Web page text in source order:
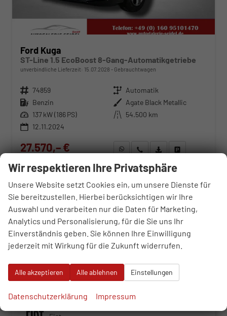
Ford Kuga
ST-Line 1.5 EcoBoost 8-Gang-Automatikgetriebe
unverbindliche Lieferzeit: 15.07.2028 Gebrauchtwagen
Fahrzeugnr. 74859 Getriebe Automatik
Kraftstoff Benzin Außenfarbe Agate Black Metallic
Leistung 137 kW (186 PS) Kilometerstand 54.500 km
12.11.2024
27.570,– € WhatsApp anfragen
Wir rufen Sie anFahrzeugexposé (PDF)
Verbrauch kombiniert: 6,80 l/100km
Fahrzeugnr.
Alfa Romeo
BMW
Dacia
Wir respektieren Ihre Privatsphäre
Unsere Website setzt Cookies ein, um unsere Dienste für
Sie bereitzustellen. Hierbei berücksichtigen wir Ihre
Auswahl und verarbeiten nur die Daten für Marketing,
Analytics und Personalisierung, für die Sie uns Ihr
Einverständnis geben. Sie können Ihre Einwilligung
jederzeit mit Wirkung für die Zukunft widerrufen.
Alle akzeptieren Alle ablehnen Einstellungen
Datenschutzerklärung Impressum